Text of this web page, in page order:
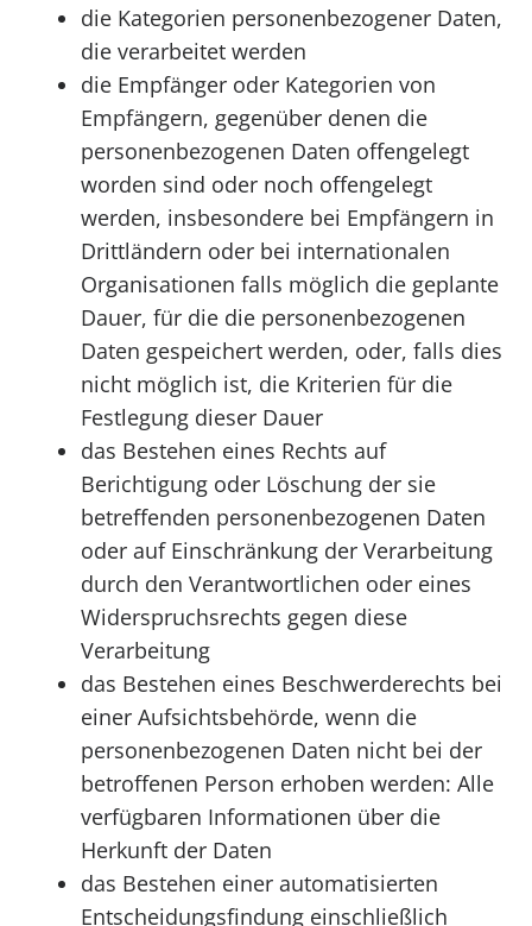
die Kategorien personenbezogener Daten,
die verarbeitet werden
die Empfänger oder Kategorien von
Empfängern, gegenüber denen die
personenbezogenen Daten offengelegt
worden sind oder noch offengelegt
werden, insbesondere bei Empfängern in
Drittländern oder bei internationalen
Organisationen falls möglich die geplante
Dauer, für die die personenbezogenen
Daten gespeichert werden, oder, falls dies
nicht möglich ist, die Kriterien für die
Festlegung dieser Dauer
das Bestehen eines Rechts auf
Berichtigung oder Löschung der sie
betreffenden personenbezogenen Daten
oder auf Einschränkung der Verarbeitung
durch den Verantwortlichen oder eines
Widerspruchsrechts gegen diese
Verarbeitung
das Bestehen eines Beschwerderechts bei
einer Aufsichtsbehörde, wenn die
personenbezogenen Daten nicht bei der
betroffenen Person erhoben werden: Alle
verfügbaren Informationen über die
Herkunft der Daten
das Bestehen einer automatisierten
Entscheidungsfindung einschließlich